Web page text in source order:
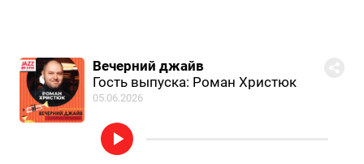
Вечерний джайв
Гость выпуска: Роман Христюк
05.06.2026